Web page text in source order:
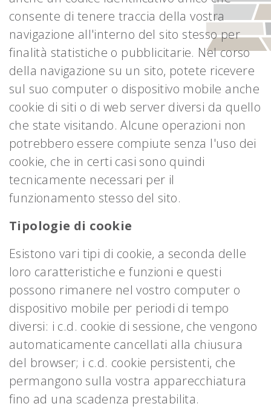
consente di tenere traccia della vostra
navigazione all'interno del sito stesso per
finalità statistiche o pubblicitarie. Nel corso
della navigazione su un sito, potete ricevere
sul suo computer o dispositivo mobile anche
cookie di siti o di web server diversi da quello
che state visitando. Alcune operazioni non
potrebbero essere compiute senza l'uso dei
cookie, che in certi casi sono quindi
tecnicamente necessari per il
funzionamento stesso del sito.
Tipologie di cookie
Esistono vari tipi di cookie, a seconda delle
loro caratteristiche e funzioni e questi
possono rimanere nel vostro computer o
dispositivo mobile per periodi di tempo
diversi: i c.d. cookie di sessione, che vengono
automaticamente cancellati alla chiusura
del browser; i c.d. cookie persistenti, che
permangono sulla vostra apparecchiatura
fino ad una scadenza prestabilita.